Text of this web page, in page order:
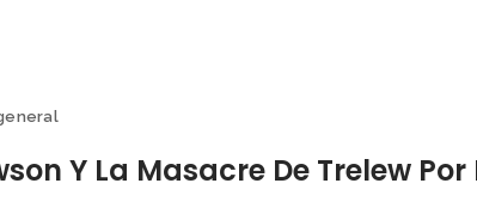
Y La Masacre De Trelew